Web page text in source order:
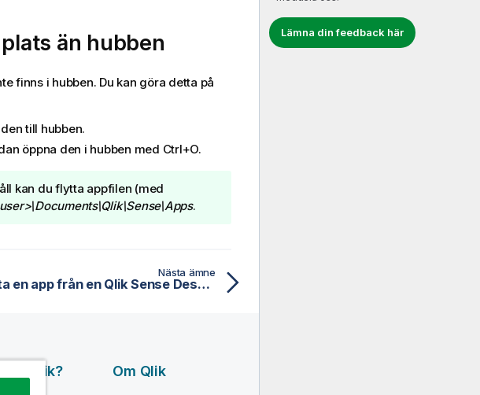
Lämna din feedback här
än hubben
finns i hubben. Du kan göra detta på
till hubben.
öppna den i hubben med Ctrl+O.
kan du flytta appfilen (med
.
Nästa ämne
Flytta en app från en Qlik Sense Desktop-installation
Qlik? Om Qlik